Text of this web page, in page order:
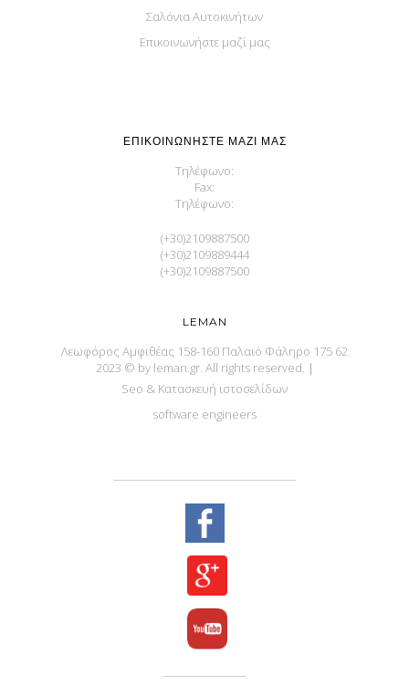
Σαλόνια Αυτοκινήτων
Επικοινωνήστε μαζί μας
ΕΠΙΚΟΙΝΩΝΉΣΤΕ ΜΑΖΊ ΜΑΣ
Τηλέφωνο:
Fax:
Τηλέφωνο:
(+30)2109887500
(+30)2109889444
(+30)2109887500
LEMAN
Λεωφόρος Αμφιθέας 158-160 Παλαιό Φάληρο 175 62
2023 © by leman.gr. All rights reserved. |
Seo & Κατασκευή ιστοσελίδων
software engineers